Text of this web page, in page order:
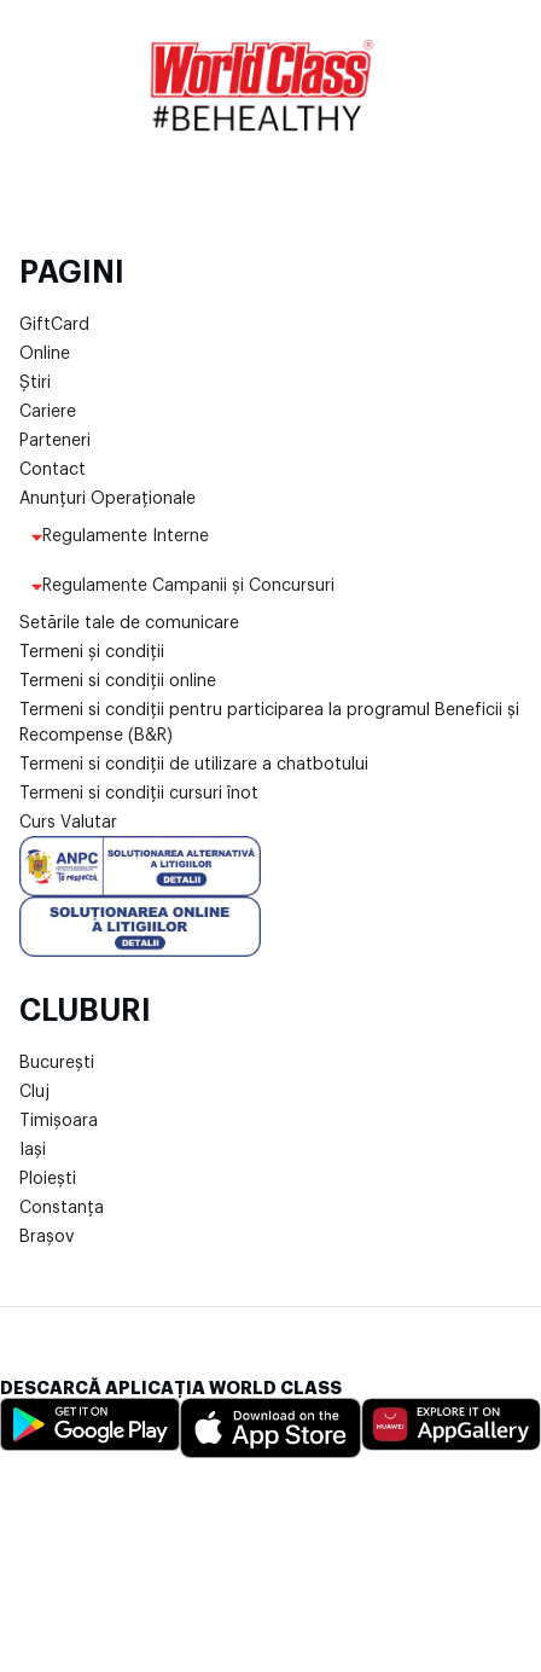
PAGINI
GiftCard
Online
Știri
Cariere
Parteneri
Contact
Anunțuri Operaționale
Regulamente Interne
Regulamente Campanii și Concursuri
Setările tale de comunicare
Termeni și condiții
Termeni si condiții online
Termeni si condiții pentru participarea la programul Beneficii și
Recompense (B&R)
Termeni si condiții de utilizare a chatbotului
Termeni si condiții cursuri înot
Curs Valutar
CLUBURI
București
Cluj
Timișoara
Iași
Ploiești
Constanța
Brașov
DESCARCĂ APLICAȚIA WORLD CLASS